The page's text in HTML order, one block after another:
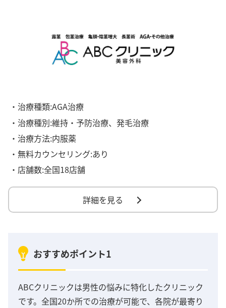
・治療種類:AGA治療
・治療種別:維持・予防治療、発毛治療
・治療方法:内服薬
・無料カウンセリング:あり
・店舗数:全国18店舗
詳細を見る
おすすめポイント1
ABCクリニックは男性の悩みに特化したクリニック
です。全国20か所での治療が可能で、各院が最寄り